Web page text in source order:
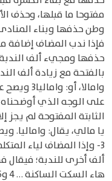
مفتوحا ما قبلها، وحذف
فإذا ندب المضاف إضافة
حذفها ومجيء ألف الندبة
بالفتحة مع زيادة ألف
وامالا،
الثابتة المفتوحة لم يجز
يا مالي، يقال: واماليا.
3- وإذا المضاف لياء
ألف أخرى للندبة؛ فيقال